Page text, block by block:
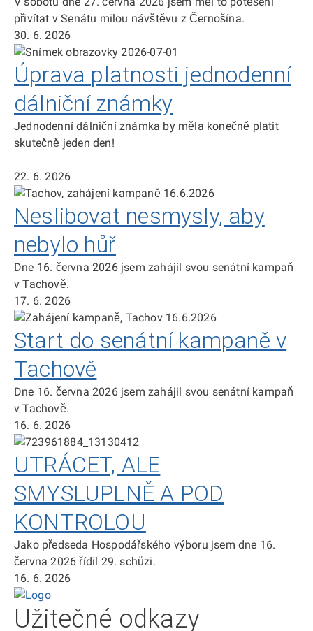
přivítat v Senátu milou návštěvu z Černošína.
30. 6. 2026
Úprava platnosti jednodenní
dálniční známky
Jednodenní dálniční známka by měla konečně platit
skutečně jeden den!
22. 6. 2026
Neslibovat nesmysly, aby
nebylo hůř
Dne 16. června 2026 jsem zahájil svou senátní kampaň
v Tachově.
17. 6. 2026
Start do senátní kampaně v
Tachově
Dne 16. června 2026 jsem zahájil svou senátní kampaň
v Tachově.
16. 6. 2026
UTRÁCET, ALE
SMYSLUPLNĚ A POD
KONTROLOU
Jako předseda Hospodářského výboru jsem dne 16.
června 2026 řídil 29. schůzi.
16. 6. 2026
Domů
Užitečné odkazy